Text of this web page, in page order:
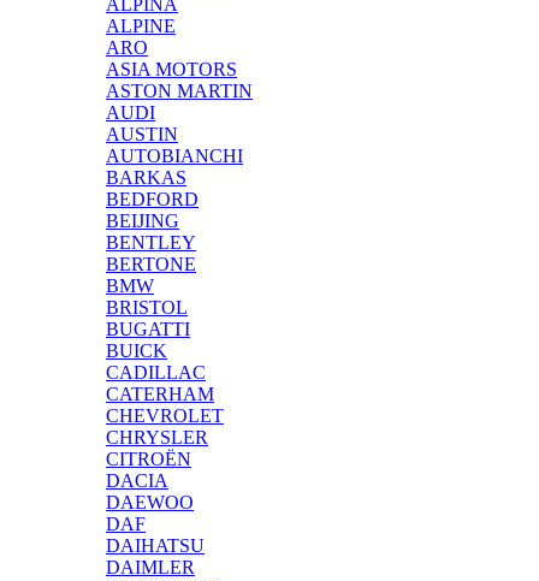
ALPINA
ALPINE
ARO
ASIA MOTORS
ASTON MARTIN
AUDI
AUSTIN
AUTOBIANCHI
BARKAS
BEDFORD
BEIJING
BENTLEY
BERTONE
BMW
BRISTOL
BUGATTI
BUICK
CADILLAC
CATERHAM
CHEVROLET
CHRYSLER
CITROËN
DACIA
DAEWOO
DAF
DAIHATSU
DAIMLER